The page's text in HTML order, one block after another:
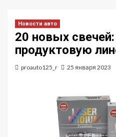
Новости авто
20 новых
продуктовую
proauto125_r 25 января 2023